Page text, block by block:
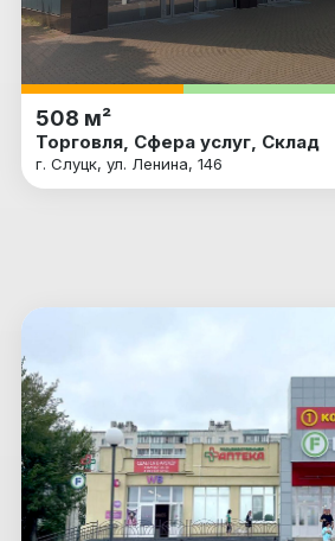
508 м²
Торговля, Сфера услуг, Склад
г. Слуцк, ул. Ленина, 146